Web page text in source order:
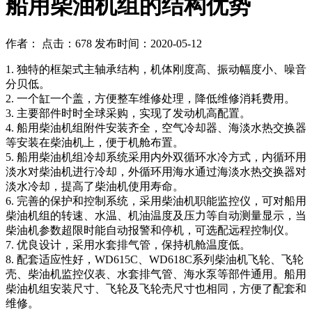
船用柴油机组的结构优势
作者： 点击：678 发布时间：2020-05-12
1. 独特的框架式主轴承结构，机体刚度高、振动幅度小、噪音
分贝低。
2. 一个缸一个盖，方便整车维修处理，降低维修消耗费用。
3. 主要部件时时全球采购，实现了发动机高配置。
4. 船用柴油机组附件安装齐全，空气冷却器、海淡水热交换器
等安装在柴油机上，便于机舱布置。
5. 船用柴油机组冷却系统采用内外双循环水冷方式，内循环用
淡水对柴油机进行冷却，外循环用海水通过海淡水热交换器对
淡水冷却，提高了柴油机使用寿命。
6. 完善的保护和控制系统，采用柴油机职能监控仪，可对船用
柴油机组的转速、水温、机油温度及压力等自动测量显示，当
柴油机参数超限时能自动报警和停机，可选配远程控制仪。
7. 优良设计，采用水套排气管，保持机舱温度低。
8. 配套适应性好，WD615C、WD618C系列柴油机飞轮、飞轮
壳、柴油机监控仪表、水套排气管、海水泵等部件通用。船用
柴油机组安装尺寸、飞轮及飞轮壳尺寸也相同，方便了配套和
维修。